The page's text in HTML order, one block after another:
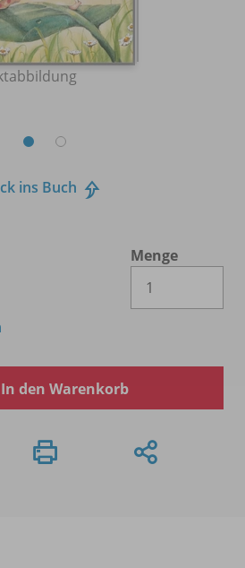
ins Buch
Menge
In den Warenkorb